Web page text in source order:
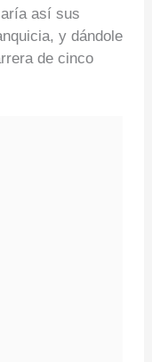
así sus
y dándole
de cinco